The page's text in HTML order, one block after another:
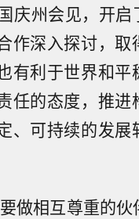
庆州会见，开
作深入探讨，
有利于世界和平
任的态度，推
、可持续的发展
做相互尊重的伙